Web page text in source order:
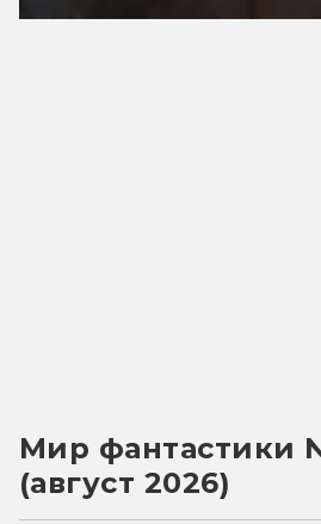
Мир фантастики
(август 2026)